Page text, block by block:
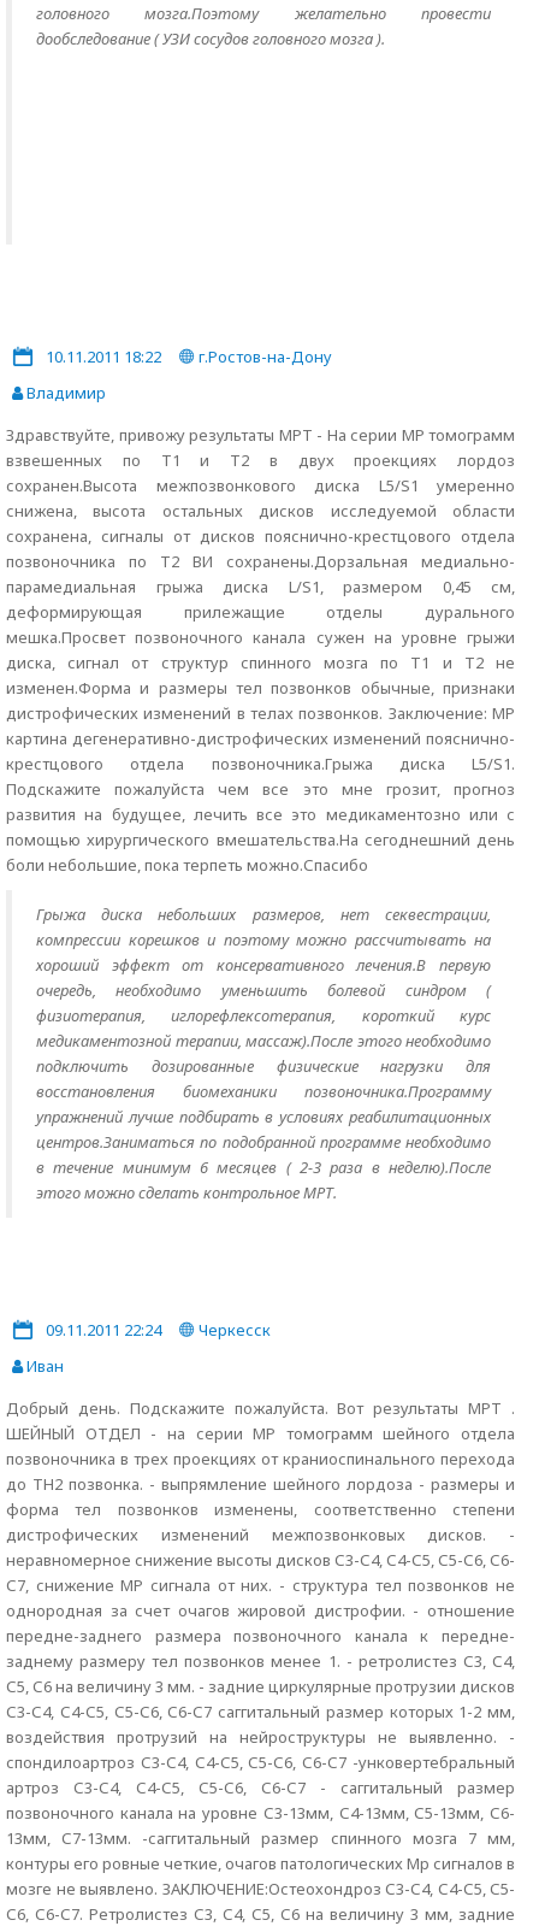
головного мозга.Поэтому желательно провести
дообследование ( УЗИ сосудов головного мозга ).
10.11.2011 18:22
г.Ростов-на-Дону
Владимир
Здравствуйте, привожу результаты МРТ - На серии МР томограмм
взвешенных по Т1 и Т2 в двух проекциях лордоз
сохранен.Высота межпозвонкового диска L5/S1 умеренно
снижена, высота остальных дисков исследуемой области
сохранена, сигналы от дисков пояснично-крестцового отдела
позвоночника по Т2 ВИ сохранены.Дорзальная медиально-
парамедиальная грыжа диска L/S1, размером 0,45 см,
деформирующая прилежащие отделы дурального
мешка.Просвет позвоночного канала сужен на уровне грыжи
диска, сигнал от структур спинного мозга по Т1 и Т2 не
изменен.Форма и размеры тел позвонков обычные, признаки
дистрофических изменений в телах позвонков. Заключение: МР
картина дегенеративно-дистрофических изменений пояснично-
крестцового отдела позвоночника.Грыжа диска L5/S1.
Подскажите пожалуйста чем все это мне грозит, прогноз
развития на будущее, лечить все это медикаментозно или с
помощью хирургического вмешательства.На сегоднешний день
боли небольшие, пока терпеть можно.Спасибо
Грыжа диска небольших размеров, нет секвестрации,
компрессии корешков и поэтому можно рассчитывать на
хороший эффект от консервативного лечения.В первую
очередь, необходимо уменьшить болевой синдром (
физиотерапия, иглорефлексотерапия, короткий курс
медикаментозной терапии, массаж).После этого необходимо
подключить дозированные физические нагрузки для
восстановления биомеханики позвоночника.Программу
упражнений лучше подбирать в условиях реабилитационных
центров.Заниматься по подобранной программе необходимо
в течение минимум 6 месяцев ( 2-3 раза в неделю).После
этого можно сделать контрольное МРТ.
09.11.2011 22:24
Черкесск
Иван
Добрый день. Подскажите пожалуйста. Вот результаты МРТ .
ШЕЙНЫЙ ОТДЕЛ - на серии МР томограмм шейного отдела
позвоночника в трех проекциях от краниоспинального перехода
до ТН2 позвонка. - выпрямление шейного лордоза - размеры и
форма тел позвонков изменены, соответственно степени
дистрофических изменений межпозвонковых дисков. -
неравномерное снижение высоты дисков С3-С4, С4-С5, С5-С6, С6-
С7, снижение МР сигнала от них. - структура тел позвонков не
однородная за счет очагов жировой дистрофии. - отношение
передне-заднего размера позвоночного канала к передне-
заднему размеру тел позвонков менее 1. - ретролистез С3, С4,
С5, С6 на величину 3 мм. - задние циркулярные протрузии дисков
С3-С4, С4-С5, С5-С6, С6-С7 саггитальный размер которых 1-2 мм,
воздействия протрузий на нейроструктуры не выявленно. -
спондилоартроз С3-С4, С4-С5, С5-С6, С6-С7 -унковертебральный
артроз С3-С4, С4-С5, С5-С6, С6-С7 - саггитальный размер
позвоночного канала на уровне С3-13мм, С4-13мм, С5-13мм, С6-
13мм, С7-13мм. -саггитальный размер спинного мозга 7 мм,
контуры его ровные четкие, очагов патологических Мр сигналов в
мозге не выявлено. ЗАКЛЮЧЕНИЕ:Остеохондроз С3-С4, С4-С5, С5-
С6, С6-С7. Ретролистез С3, С4, С5, С6 на величину 3 мм, задние